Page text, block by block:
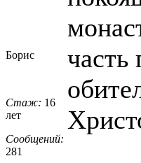
Борис
Стаж: 16
лет
Сообщений:
281